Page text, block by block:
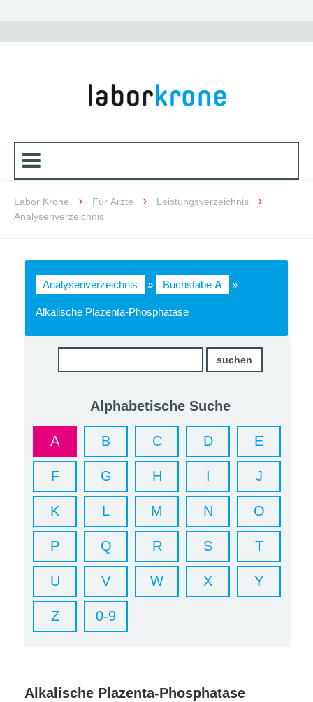
Labor Krone Für Ärzte
Leistungsverzeichnis
Analysenverzeichnis
Analysenverzeichnis » Buchstabe A »
Alkalische Plazenta-Phosphatase
Alphabetische Suche
A B C D E
F G H I J
K L M N O
P Q R S T
U V W X Y
Z 0-9
Alkalische Plazenta-Phosphatase